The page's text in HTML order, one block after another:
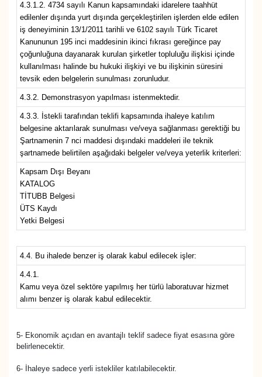
4.3.1.2. 4734 sayılı Kanun kapsamındaki idarelere taahhüt
edilenler dışında yurt dışında gerçekleştirilen işlerden elde edilen
iş deneyiminin 13/1/2011 tarihli ve 6102 sayılı Türk Ticaret
Kanununun 195 inci maddesinin ikinci fıkrası gereğince pay
çoğunluğuna dayanarak kurulan şirketler topluluğu ilişkisi içinde
kullanılması halinde bu hukuki ilişkiyi ve bu ilişkinin süresini
tevsik eden belgelerin sunulması zorunludur.
4.3.2. Demonstrasyon yapılması istenmektedir.
4.3.3. İstekli tarafından teklifi kapsamında ihaleye katılım
belgesine aktarılarak sunulması ve/veya sağlanması gerektiği bu
Şartnamenin 7 nci maddesi dışındaki maddeleri ile teknik
şartnamede belirtilen aşağıdaki belgeler ve/veya yeterlik kriterleri:
Kapsam Dışı Beyanı
KATALOG
TİTUBB Belgesi
ÜTS Kaydı
Yetki Belgesi
4.4. Bu ihalede benzer iş olarak kabul edilecek işler:
4.4.1.
Kamu veya özel sektöre yapılmış her türlü laboratuvar hizmet
alımı benzer iş olarak kabul edilecektir.
5- Ekonomik açıdan en avantajlı teklif sadece fiyat esasına göre
belirlenecektir.
6- İhaleye sadece yerli istekliler katılabilecektir.